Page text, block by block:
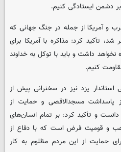
دشمن ایستادگی کنیم.
و آمریکا از جمله در جنگ جهانی که
میلیون نفر شد، تأکید کرد: مذاکره با آمریکا برای
نخواهد داشت و باید با توکل به خداوند
کنیم.
استاندار یزد نیز در سخنرانی پیش از
پاسداشت مسجدالاقصی و حمایت از
و تأکید کرد: بر تمام انسان‌های
و قومیت فرض است که با دفاع از
حمایت از این مردم مظلوم به کار